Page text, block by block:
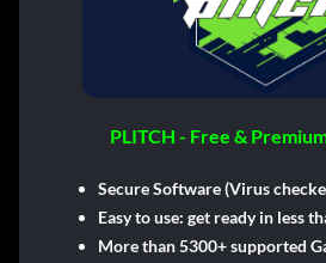
PLITCH - Free &
Secure Software (Virus
Easy to use: get ready in less
More than 5300+ supported